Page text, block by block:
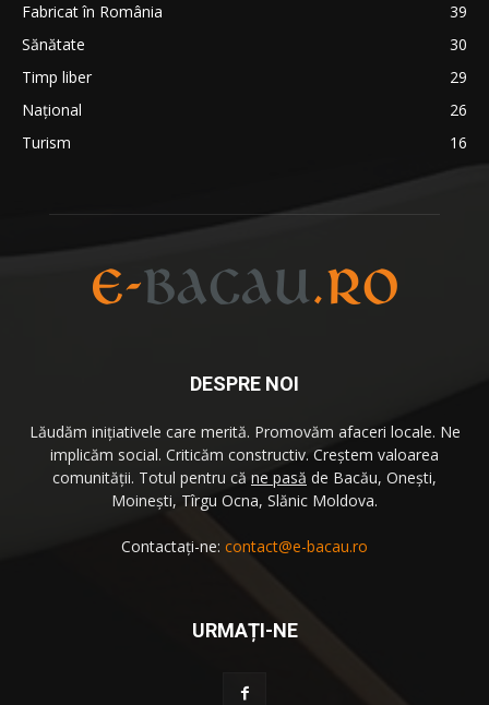
Fabricat în România
39
Sănătate
30
Timp liber
29
Național
26
Turism
16
DESPRE NOI
Lăudăm iniţiativele care merită. Promovăm afaceri locale. Ne
implicăm social. Criticăm constructiv. Creştem valoarea
comunităţii. Totul pentru că ne pasă de Bacău, Oneşti,
Moineşti, Tîrgu Ocna, Slănic Moldova.
Contactați-ne: contact@e-bacau.ro
URMAȚI-NE